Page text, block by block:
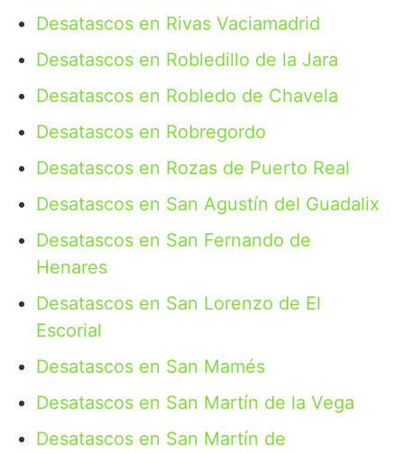
Desatascos en Rivas Vaciamadrid
Desatascos en Robledillo de la Jara
Desatascos en Robledo de Chavela
Desatascos en Robregordo
Desatascos en Rozas de Puerto Real
Desatascos en San Agustín del Guadalix
Desatascos en San Fernando de
Henares
Desatascos en San Lorenzo de El
Escorial
Desatascos en San Mamés
Desatascos en San Martín de la Vega
Desatascos en San Martín de